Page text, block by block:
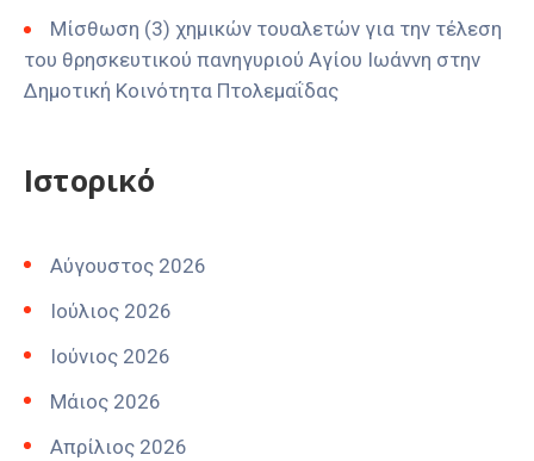
Μίσθωση (3) χημικών τουαλετών για την τέλεση
του θρησκευτικού πανηγυριού Αγίου Ιωάννη στην
Δημοτική Κοινότητα Πτολεμαΐδας
Ιστορικό
Αύγουστος 2026
Ιούλιος 2026
Ιούνιος 2026
Μάιος 2026
Απρίλιος 2026